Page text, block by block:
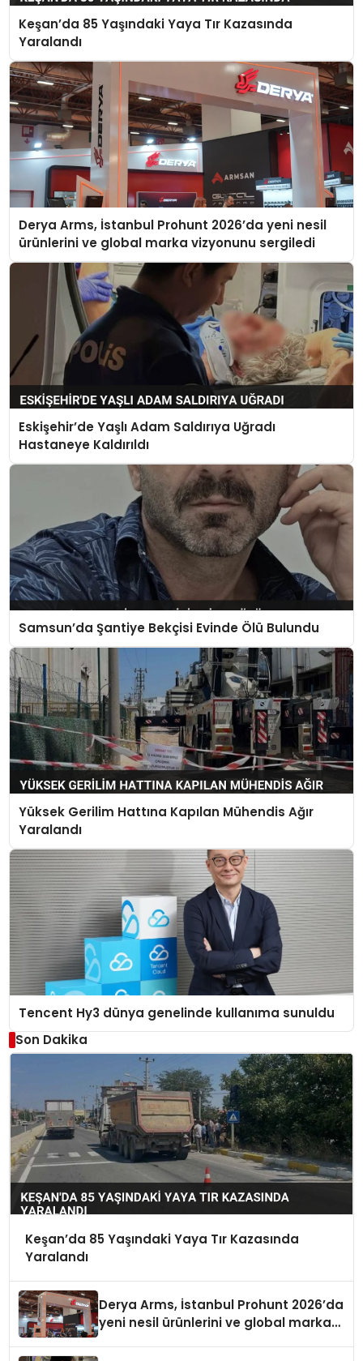
Keşan’da 85 Yaşındaki Yaya Tır Kazasında
Yaralandı
Derya Arms, İstanbul Prohunt 2026’da yeni nesil
ürünlerini ve global marka vizyonunu sergiledi
Eskişehir’de Yaşlı Adam Saldırıya Uğradı
Hastaneye Kaldırıldı
Samsun’da Şantiye Bekçisi Evinde Ölü Bulundu
Yüksek Gerilim Hattına Kapılan Mühendis Ağır
Yaralandı
Tencent Hy3 dünya genelinde kullanıma sunuldu
Son Dakika
Keşan’da 85 Yaşındaki Yaya Tır Kazasında
Yaralandı
Derya Arms, İstanbul Prohunt 2026’da
yeni nesil ürünlerini ve global marka